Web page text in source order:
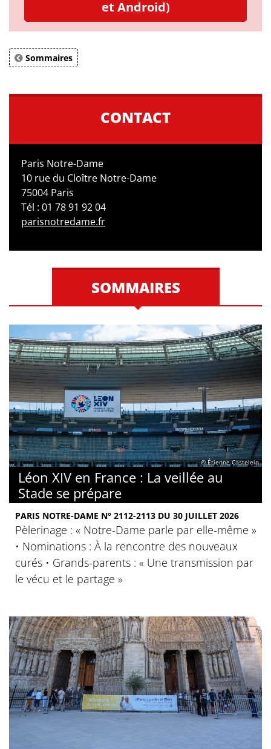
et Android)
Sommaires
CONTACT
Paris Notre-Dame
10 rue du Cloître Notre-Dame
75004 Paris
Tél : 01 78 91 92 04
parisnotredame.fr
SOMMAIRES
© Étienne Castelein
Léon XIV en France : La veillée au
Stade se prépare
PARIS NOTRE-DAME N° 2112-2113 DU 30 JUILLET 2026
Pèlerinage : « Notre-Dame parle par elle-même »
• Nominations : À la rencontre des nouveaux
curés • Grands-parents : « Une transmission par
le vécu et le partage »